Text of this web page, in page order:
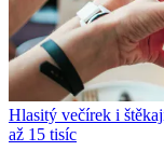
Hlasitý večírek i
až 15 tisíc